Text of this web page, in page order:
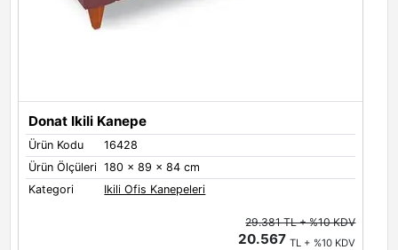
Donat Ikili Kanepe
Ürün Kodu
16428
Ürün Ölçüleri 180 x 89 x 84 cm
Kategori
Ikili Ofis Kanepeleri
29.381 TL + %10 KDV
20.567TL + %10 KDV